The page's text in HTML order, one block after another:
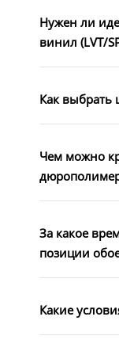
Нужен ли
винил (LVT/
Как выбрать
Чем можно
За какое
позиции
Какие